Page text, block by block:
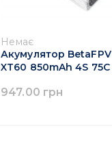
Немає
Акумулятор BetaFPV
XT60 850mAh 4S 75C
947.00 грн